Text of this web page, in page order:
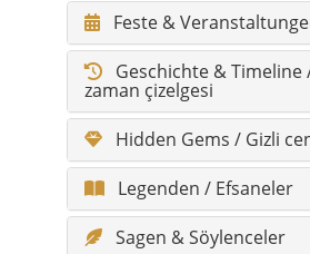
Hidden Gems / Gizli
Legenden / Efsaneler
Sagen & Söylenceler
Klima & Reisezeit
Wandertouren &